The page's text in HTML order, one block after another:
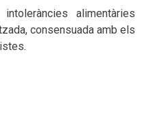
alimentàries
consensuada amb els